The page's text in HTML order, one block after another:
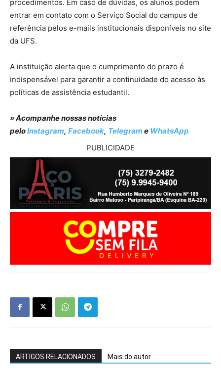
procedimentos. Em caso de dúvidas, os alunos podem
entrar em contato com o Serviço Social do campus de
referência pelos e-mails institucionais disponíveis no site
da UFS.
A instituição alerta que o cumprimento do prazo é
indispensável para garantir a continuidade do acesso às
políticas de assistência estudantil.
» Acompanhe nossas notícias
peloInstagram, Facebook, Telegram e WhatsApp
PUBLICIDADE
ARTIGOS RELACIONADOS Mais do autor